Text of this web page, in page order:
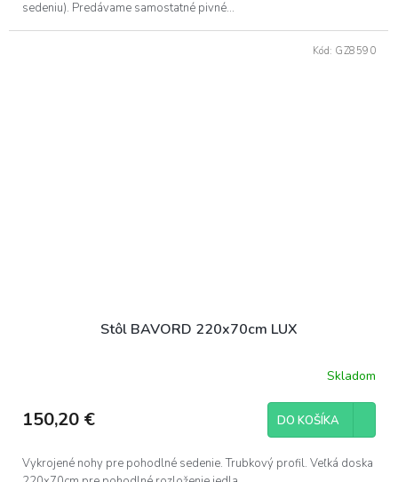
hviezdičiek.
sedeniu). Predávame samostatné pivné...
Stôl BAVORD 220x70cm LUX
Skladom
150,20 € DO KOŠÍKA
Vykrojené nohy pre pohodlné sedenie. Trubkový profil. Veľká doska
Kód: GZ8590